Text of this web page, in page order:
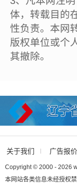
体，转载目的
性负责。本网
版权单位或个
其撤除。
关于我们 广告报价
Copyright © 2000 - 2026
本网站各类信息未经授权